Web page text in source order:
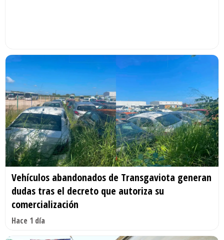
Vehículos abandonados de Transgaviota generan
dudas tras el decreto que autoriza su
comercialización
Hace 1 día